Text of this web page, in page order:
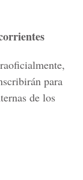
para
de los